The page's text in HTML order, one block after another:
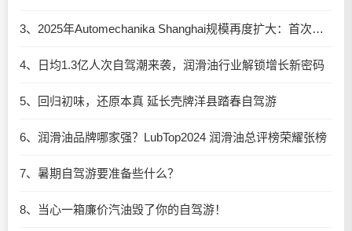
3、2025年Automechanika Shanghai规模再度扩大：首次启用国家会展中心（上海）全部15个展馆
4、日均1.3亿人次自驾潮来袭，润滑油行业解锁增长新密码​
5、回归初味，还原本真 延长壳牌洋县踏春自驾游
6、润滑油品牌哪家强？LubTop2024 润滑油总评榜荣耀张榜
7、暑期自驾游要准备些什么？
8、当心一箱廉价汽油毁了你的自驾游！